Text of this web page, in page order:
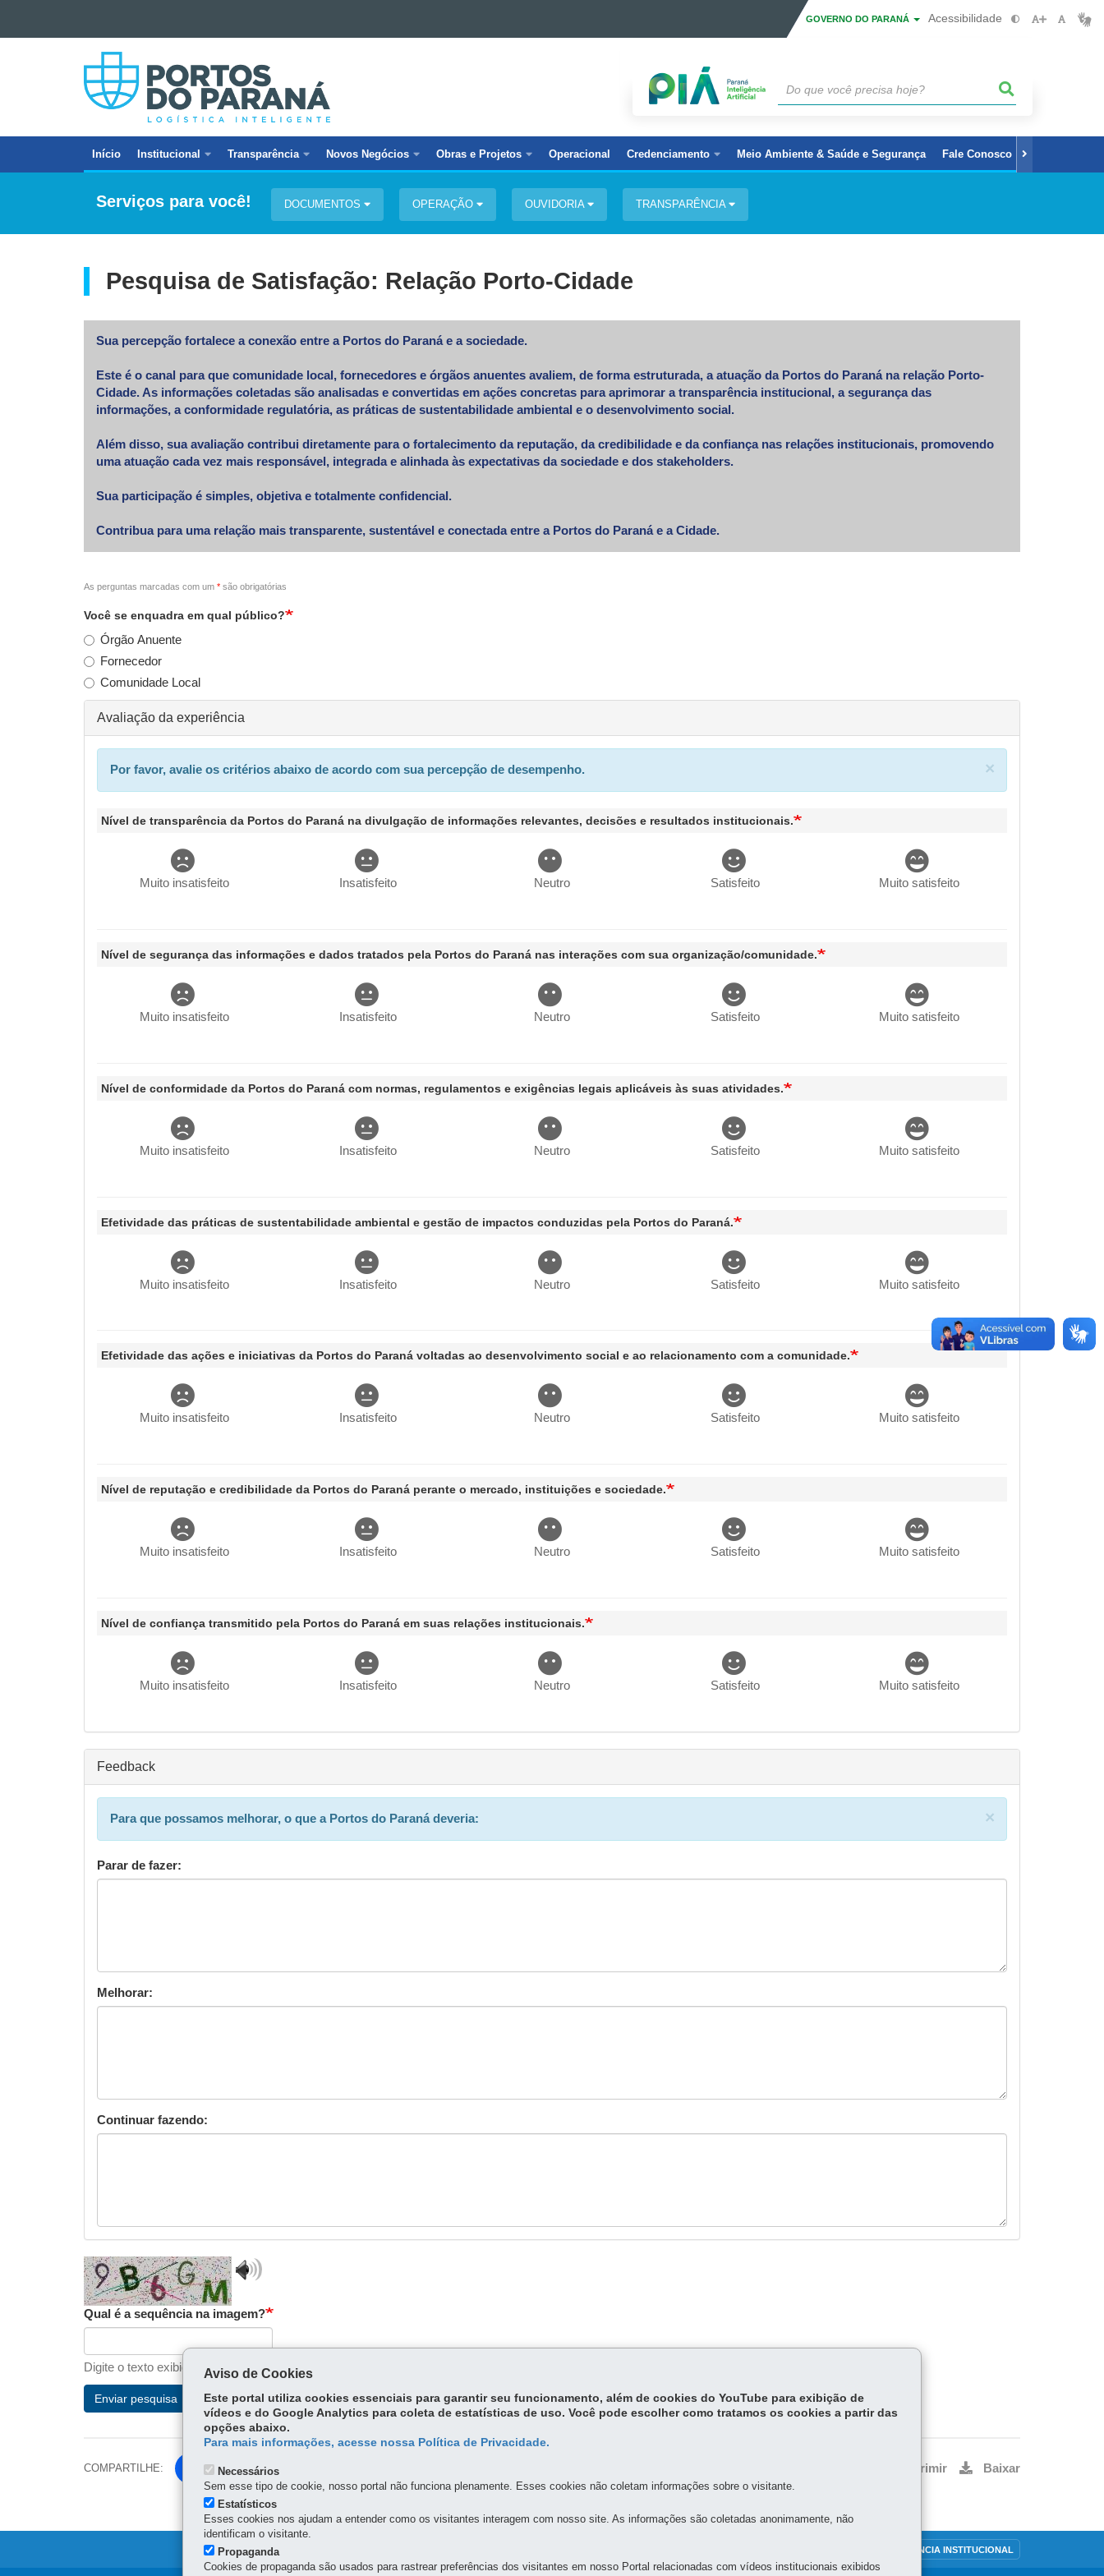
Ir para a busca
GOVERNO DO PARANÁ Acessibilidade
PORTOS
DO
PARANÁ
Navegação
principal
Início Institucional Transparência Novos Negócios Obras e Projetos Operacional Credenciamento Meio Ambiente & Saúde e Segurança Fale Conosco
Serviços para você! DOCUMENTOS OPERAÇÃO OUVIDORIA TRANSPARÊNCIA
Pesquisa de Satisfação: Relação Porto-Cidade
Sua percepção fortalece a conexão entre a Portos do Paraná e a sociedade.
Este é o canal para que comunidade local, fornecedores e órgãos anuentes avaliem, de forma estruturada, a atuação da Portos do Paraná na relação Porto-
Cidade. As informações coletadas são analisadas e convertidas em ações concretas para aprimorar a transparência institucional, a segurança das
informações, a conformidade regulatória, as práticas de sustentabilidade ambiental e o desenvolvimento social.
Além disso, sua avaliação contribui diretamente para o fortalecimento da reputação, da credibilidade e da confiança nas relações institucionais, promovendo
uma atuação cada vez mais responsável, integrada e alinhada às expectativas da sociedade e dos stakeholders.
Sua participação é simples, objetiva e totalmente confidencial.
Contribua para uma relação mais transparente, sustentável e conectada entre a Portos do Paraná e a Cidade.
As perguntas marcadas com um * são obrigatórias
Você se enquadra em qual público?
Órgão Anuente
Fornecedor
Comunidade Local
Avaliação da experiência
×
Information
message
Por favor, avalie os critérios abaixo de acordo com sua percepção de desempenho.
Nível de transparência da Portos do Paraná na divulgação de informações relevantes, decisões e resultados institucionais.
Muito insatisfeito Insatisfeito Neutro Satisfeito Muito satisfeito
Nível de segurança das informações e dados tratados pela Portos do Paraná nas interações com sua organização/comunidade.
Muito insatisfeito Insatisfeito Neutro Satisfeito Muito satisfeito
Nível de conformidade da Portos do Paraná com normas, regulamentos e exigências legais aplicáveis às suas atividades.
Muito insatisfeito Insatisfeito Neutro Satisfeito Muito satisfeito
Efetividade das práticas de sustentabilidade ambiental e gestão de impactos conduzidas pela Portos do Paraná.
Muito insatisfeito Insatisfeito Neutro Satisfeito Muito satisfeito
Efetividade das ações e iniciativas da Portos do Paraná voltadas ao desenvolvimento social e ao relacionamento com a comunidade.
Muito insatisfeito Insatisfeito Neutro Satisfeito Muito satisfeito
Nível de reputação e credibilidade da Portos do Paraná perante o mercado, instituições e sociedade.
Muito insatisfeito Insatisfeito Neutro Satisfeito Muito satisfeito
Nível de confiança transmitido pela Portos do Paraná em suas relações institucionais.
Muito insatisfeito Insatisfeito Neutro Satisfeito Muito satisfeito
Feedback
×
Information
Para que possamos melhorar, o que a Portos do Paraná deveria:
Parar de fazer:
Melhorar:
Continuar fazendo:
Play
validation
Qual é a sequência na imagem?
Digite o texto exibido na imagem.
Enviar pesquisa
COMPARTILHE: Facebook
Twitter
Imprimir Baixar
TRANSPARÊNCIA INSTITUCIONAL
Aviso de Cookies
Este portal utiliza cookies essenciais para garantir seu funcionamento, além de cookies do YouTube para exibição de
vídeos e do Google Analytics para coleta de estatísticas de uso. Você pode escolher como tratamos os cookies a partir das
opções abaixo.
Para mais informações, acesse nossa Política de Privacidade.
Necessários
Sem esse tipo de cookie, nosso portal não funciona plenamente. Esses cookies não coletam informações sobre o visitante.
Estatísticos
Esses cookies nos ajudam a entender como os visitantes interagem com nosso site. As informações são coletadas anonimamente, não
identificam o visitante.
Propaganda
Cookies de propaganda são usados para rastrear preferências dos visitantes em nosso Portal relacionadas com vídeos institucionais exibidos